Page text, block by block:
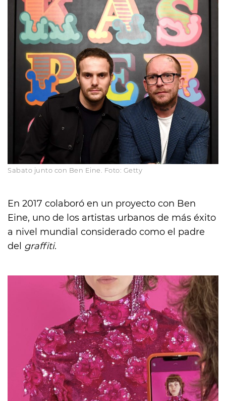
Sabato junto con Ben Eine. Foto: Getty
En 2017 colaboró en un proyecto con Ben
Eine, uno de los artistas urbanos de más éxito
a nivel mundial considerado como el padre
del graffiti.